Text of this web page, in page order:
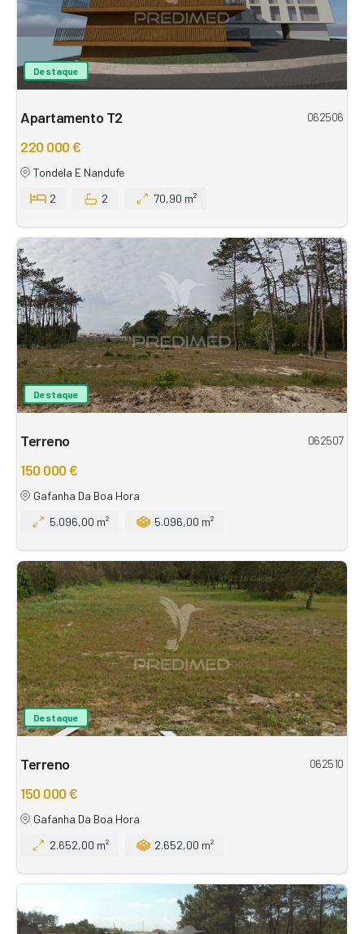
Destaque
Apartamento T2 062506
220 000 €
Tondela E Nandufe
2
2 70,90 m²
Destaque
Terreno 062507
150 000 €
Gafanha Da Boa Hora
5.096,00 m²
5.096,00 m²
Destaque
Terreno 062510
150 000 €
Gafanha Da Boa Hora
2.652,00 m²
2.652,00 m²